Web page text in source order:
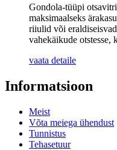
Gondola-tüüpi
maksimaalseks
riiulid või
vahekäikude otstesse,
vaata detaile
Informatsioon
Meist
Võta meiega ühendust
Tunnistus
Tehasetuur